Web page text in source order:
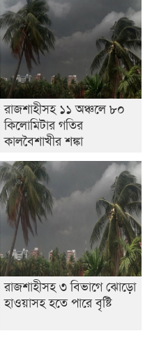
রাজশাহীসহ ১১ অঞ্চলে ৮০
কিলোমিটার গতির
কালবৈশাখীর শঙ্কা
রাজশাহীসহ ৩ বিভাগে ঝোড়ো
হাওয়াসহ হতে পারে বৃষ্টি